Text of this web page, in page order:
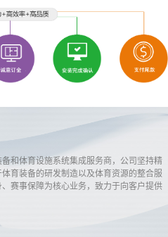
和体育设施系统集成服务商，公司坚持精
育装备的研发制造以及体育资源的整合服
赛事保障为核心业务，致力于向客户提供